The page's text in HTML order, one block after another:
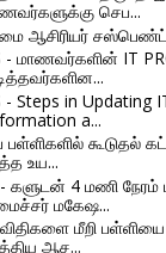
செப...
ஆசிரியர் சஸ்பெண்ட்
- மாணவர்களின் IT
- Steps in Updating
a...
பள்ளிகளில் கூடுதல்
உய...
களுடன் 4 மணி நேரம்
மகேஷ...
மீறி பள்ளியை
ஆச...